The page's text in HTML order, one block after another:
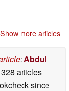
Show more articles
:Abdul
articles
since